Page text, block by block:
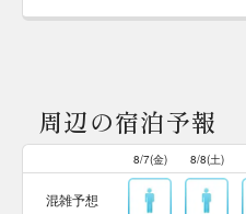
周辺の宿泊予報
8/7(金) 8/8(土)
混雑予想